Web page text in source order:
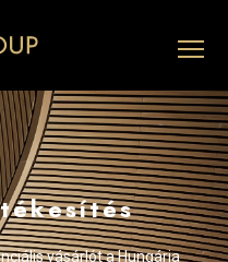
vásárlót a Hungária